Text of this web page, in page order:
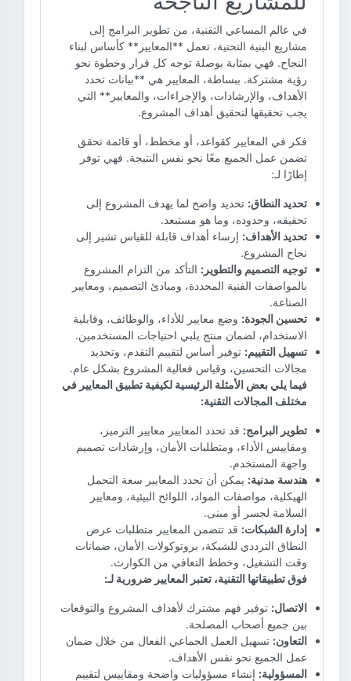
في عالم المساعي التقنية، من تطوير البرامج إلى
مشاريع البنية التحتية، تعمل **المعايير** كأساس لبناء
النجاح. فهي بمثابة بوصلة توجه كل قرار وخطوة نحو
رؤية مشتركة. ببساطة، المعايير هي **بيانات تحدد
الأهداف، والإرشادات، والإجراءات، والمعايير** التي
يجب تحقيقها لتحقيق أهداف المشروع.
فكر في المعايير كقواعد، أو مخطط، أو قائمة تحقق
تضمن عمل الجميع معًا نحو نفس النتيجة. فهي توفر
إطارًا لـ:
تحديد النطاق: تحديد واضح لما يهدف المشروع إلى
تحقيقه، وحدوده، وما هو مستبعد.
تحديد الأهداف: إرساء أهداف قابلة للقياس تشير إلى
نجاح المشروع.
توجيه التصميم والتطوير: التأكد من التزام المشروع
بالمواصفات الفنية المحددة، ومبادئ التصميم، ومعايير
الصناعة.
تحسين الجودة: وضع معايير للأداء، والوظائف، وقابلية
الاستخدام، لضمان منتج يلبي احتياجات المستخدمين.
تسهيل التقييم: توفير أساس لتقييم التقدم، وتحديد
مجالات التحسين، وقياس فعالية المشروع بشكل عام.
فيما يلي بعض الأمثلة الرئيسية لكيفية تطبيق المعايير في
مختلف المجالات التقنية:
تطوير البرامج: قد تحدد المعايير معايير الترميز،
ومقاييس الأداء، ومتطلبات الأمان، وإرشادات تصميم
واجهة المستخدم.
هندسة مدنية: يمكن أن تحدد المعايير سعة التحمل
الهيكلية، مواصفات المواد، اللوائح البيئية، ومعايير
السلامة لجسر أو مبنى.
إدارة الشبكات: قد تتضمن المعايير متطلبات عرض
النطاق الترددي للشبكة، بروتوكولات الأمان، ضمانات
وقت التشغيل، وخطط التعافي من الكوارث.
فوق تطبيقاتها التقنية، تعتبر المعايير ضرورية لـ:
الاتصال: توفير فهم مشترك لأهداف المشروع والتوقعات
بين جميع أصحاب المصلحة.
التعاون: تسهيل العمل الجماعي الفعال من خلال ضمان
عمل الجميع نحو نفس الأهداف.
المسؤولية: إنشاء مسؤوليات واضحة ومقاييس لتقييم